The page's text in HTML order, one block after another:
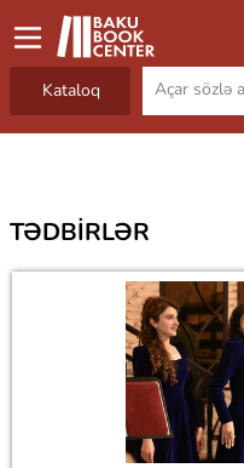
Kataloq
TƏDBIRLƏR